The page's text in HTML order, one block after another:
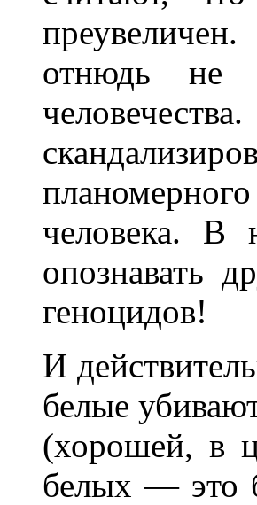
отнюдь не
человека. В
опознавать
геноцидов!
И
белые
(хорошей, в
белых — это